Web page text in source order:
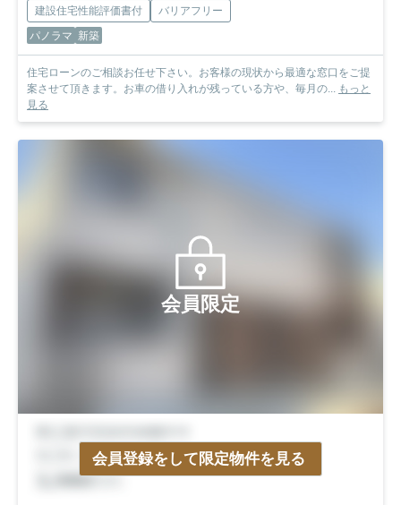
建設住宅性能評価書付
バリアフリー
パノラマ 新築
住宅ローンのご相談お任せ下さい。お客様の現状から最適な窓口をご提
案させて頂きます。お車の借り入れが残っている方や、毎月の... もっと
見る
会員限定
会員登録をして限定物件を見る